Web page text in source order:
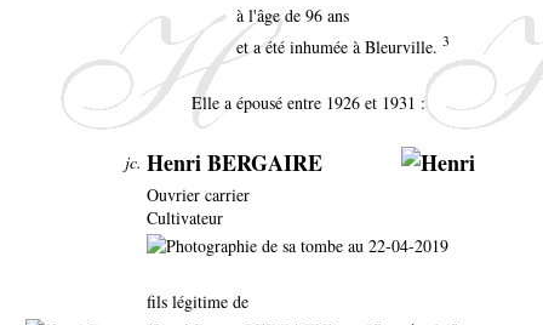
à l'âge de 96 ans
et a été inhumée à Bleurville. 3
Elle a épousé entre 1926 et 1931 :
jc. Henri BERGAIRE
Ouvrier carrier
Cultivateur
fils légitime de